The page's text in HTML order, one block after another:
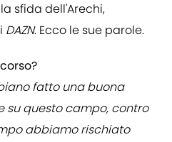
sfida dell'Arechi,
DAZN. Ecco le sue parole.
fatto una buona
su questo campo, contro
abbiamo rischiato